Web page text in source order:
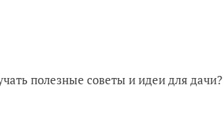
полезные советы и идеи для дачи?